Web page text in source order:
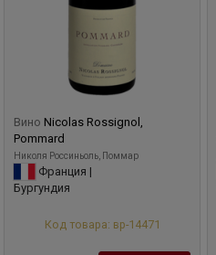
Вино Nicolas Rossignol,
Pommard
Николя Россиньоль, Поммар
Франция |
Бургундия
Код товара: вр-14471